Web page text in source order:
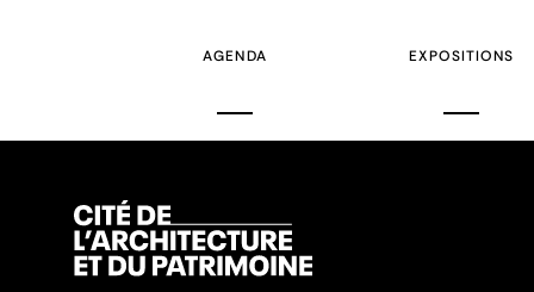
AGENDA EXPOSITIONS